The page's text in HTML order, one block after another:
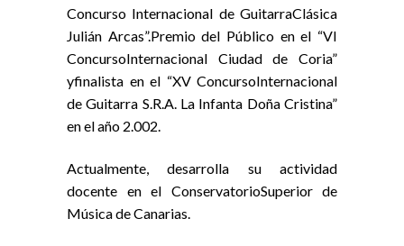
Concurso Internacional de GuitarraClásica
Julián Arcas”.Premio del Público en el “VI
ConcursoInternacional Ciudad de Coria”
yfinalista en el “XV ConcursoInternacional
de Guitarra S.R.A. La Infanta Doña Cristina”
en el año 2.002.
Actualmente, desarrolla su actividad
docente en el ConservatorioSuperior de
Música de Canarias.